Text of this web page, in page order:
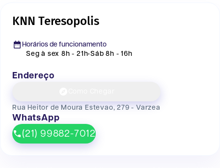
KNN Teresopolis
Horários de funcionamento
Seg à sex 8h - 21h•Sáb 8h - 16h
Endereço
Rua Heitor de Moura Estevao, 279 - Varzea
WhatsApp
(21) 99882-7012